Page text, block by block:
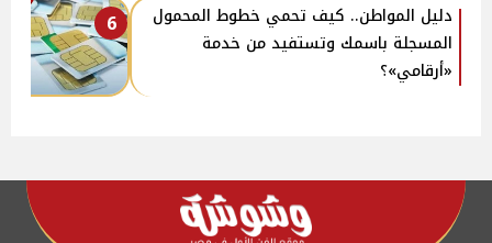
6
دليل المواطن.. كيف تحمي خطوط المحمول
المسجلة باسمك وتستفيد من خدمة
«أرقامي»؟